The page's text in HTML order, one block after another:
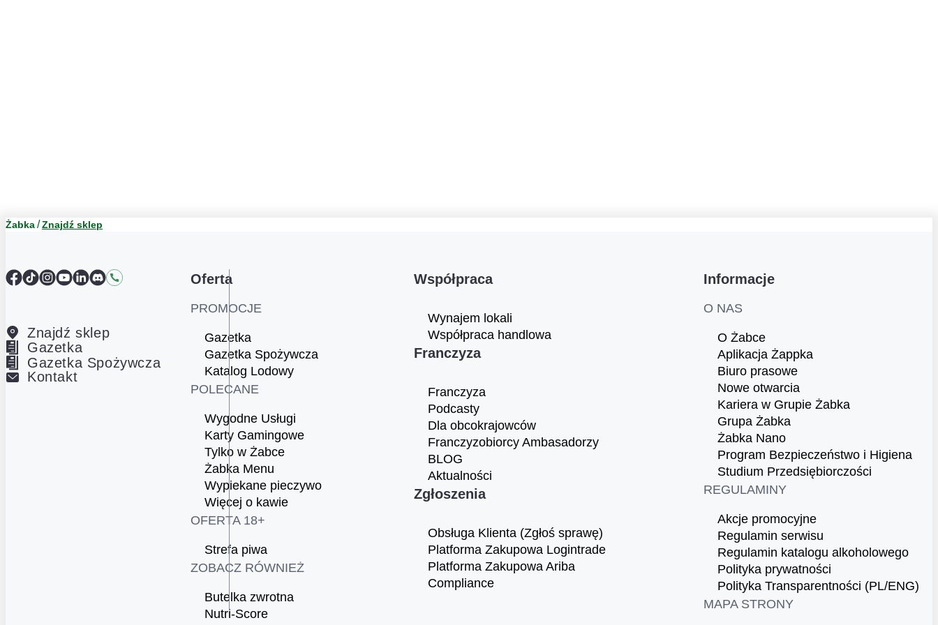
Żabka Znajdź sklep
Facebook
TikTokInstagram
YouTube
LinkedIn
DiscordKontakt
Znajdź sklep
Gazetka
Gazetka Spożywcza
Kontakt
Oferta
PROMOCJE
Gazetka
Gazetka Spożywcza
Katalog Lodowy
POLECANE
Wygodne Usługi
Karty Gamingowe
Tylko w Żabce
Żabka Menu
Wypiekane pieczywo
Więcej o kawie
OFERTA 18+
Strefa piwa
ZOBACZ RÓWNIEŻ
Butelka zwrotna
Nutri-Score
Współpraca
Wynajem lokali
Współpraca handlowa
Franczyza
Franczyza
Podcasty
Dla obcokrajowców
Franczyzobiorcy Ambasadorzy
BLOG
Aktualności
Zgłoszenia
Obsługa Klienta (Zgłoś sprawę)
Platforma Zakupowa Logintrade
Platforma Zakupowa Ariba
Compliance
Informacje
O NAS
O Żabce
Aplikacja Żappka
Biuro prasowe
Nowe otwarcia
Kariera w Grupie Żabka
Grupa Żabka
Żabka Nano
Program Bezpieczeństwo i Higiena
Studium Przedsiębiorczości
REGULAMINY
Akcje promocyjne
Regulamin serwisu
Regulamin katalogu alkoholowego
Polityka prywatności
Polityka Transparentności (PL/ENG)
MAPA STRONY